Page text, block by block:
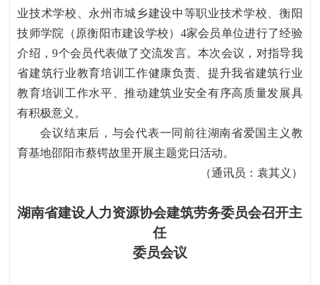
业技术学校、永州市城乡建设中等职业技术学校、衡阳
技师学院（原衡阳市建设学校） 4家会员单位进行了经验
介绍，9个会员代表做了交流发言。本次会议，对指导我
省建筑行业教育培训工作健康负责、提升我省建筑行业
教育培训工作水平、推动建筑业安全有序高质量发展具
有积极意义。
会议结束后，与会代表一同前往湖南省爱国主义教
育基地邵阳市蔡锷故里开展主题党日活动。
（通讯员：袁其义）
湖南省建设人力资源协会建筑劳务委员会召开主
任
委员会议